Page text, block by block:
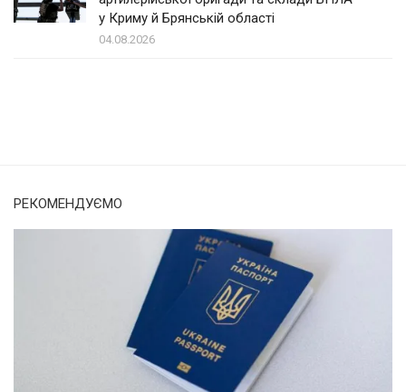
у Криму й Брянській області
04.08.2026
РЕКОМЕНДУЄМО